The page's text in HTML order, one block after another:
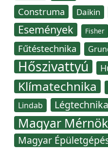
Construma Daikin
Események Fisher
Fűtéstechnika
Hőszivattyú
Klímatechnika
Lindab Légtechnika
Magyar
Magyar